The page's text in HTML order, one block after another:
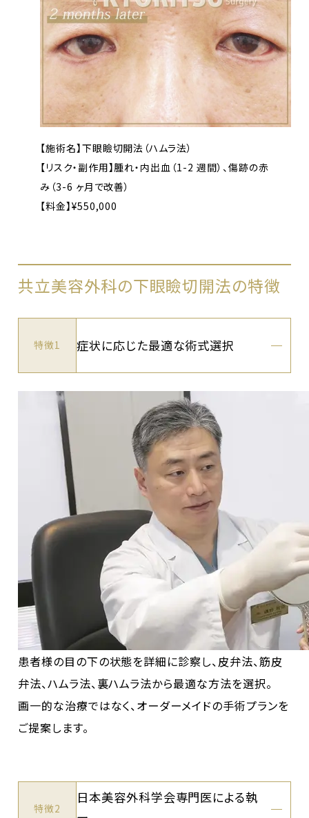
【施術名】下眼瞼切開法（ハムラ法）
【リスク・副作用】腫れ・内出血（1-2 週間）、傷跡の赤
み（3-6 ヶ月で改善）
【料金】¥550,000
共立美容外科の下眼瞼切開法の特徴
特徴1 症状に応じた最適な術式選択
患者様の目の下の状態を詳細に診察し、皮弁法、筋皮
弁法、ハムラ法、裏ハムラ法から最適な方法を選択。
画一的な治療ではなく、オーダーメイドの手術プランを
ご提案します。
特徴2
日本美容外科学会専門医による執